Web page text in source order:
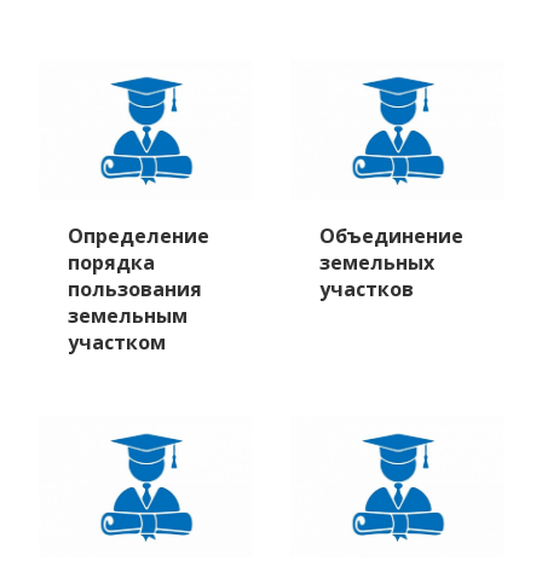
Определение
порядка
пользования
земельным
участком
Объединение
земельных
участков